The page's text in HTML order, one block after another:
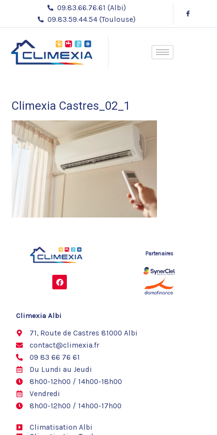
contenu
09.83.66.76.61 (Albi)
09.83.59.44.54 (Toulouse)
Climexia Castres_02_1
F
a
c
o
Partenaires
Climexia Albi
71, Route de Castres 81000 Albi
contact@climexia.fr
09 83 66 76 61
Du Lundi au Jeudi
8h00-12h00 / 14h00-18h00
Vendredi
8h00-12h00 / 14h00-17h00
Climatisation Albi